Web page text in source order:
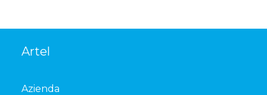
Artel
Azienda